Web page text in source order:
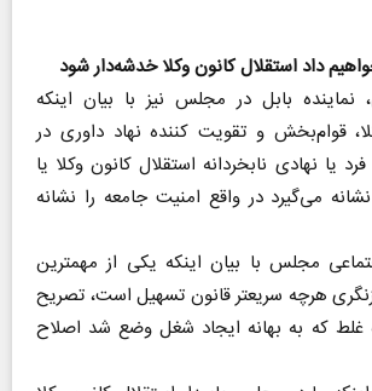
داد استقلال کانون وکلا خدشه‌دار شود
نماینده بابل در مجلس نیز با بیان اینکه
قوام‌بخش و تقویت کننده نهاد داوری در
یا نهادی نابخردانه استقلال کانون وکلا یا
می‌گیرد در واقع امنیت جامعه را نشانه
مجلس با بیان اینکه یکی از مهمترین
هرچه سریعتر قانون تسهیل است، تصریح
غلط که به بهانه ایجاد شغل وضع شد اصلاح